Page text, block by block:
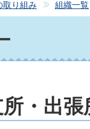
取り組み 組織一覧
・出